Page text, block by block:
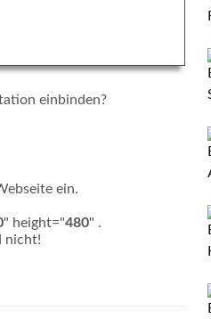
einbinden?
ein.
" height="480" .
nicht!